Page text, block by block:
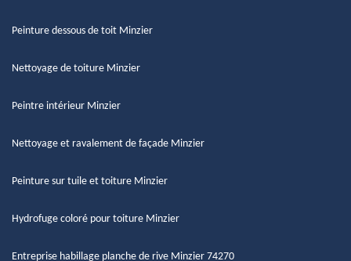
Peinture dessous de toit Minzier
Nettoyage de toiture Minzier
Peintre intérieur Minzier
Nettoyage et ravalement de façade Minzier
Peinture sur tuile et toiture Minzier
Hydrofuge coloré pour toiture Minzier
Entreprise habillage planche de rive Minzier 74270